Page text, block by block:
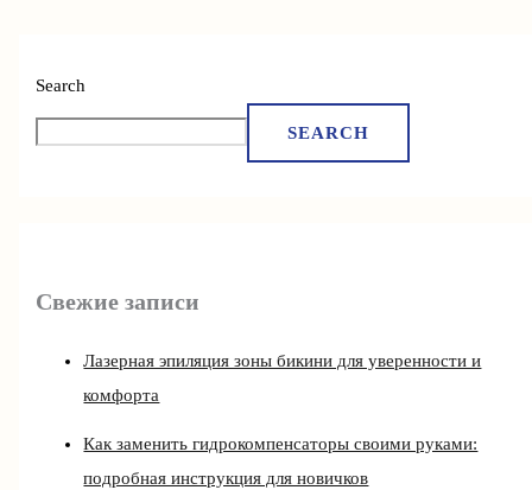
Search
SEARCH
Свежие записи
Лазерная эпиляция зоны бикини для уверенности и
комфорта
Как заменить гидрокомпенсаторы своими руками:
подробная инструкция для новичков